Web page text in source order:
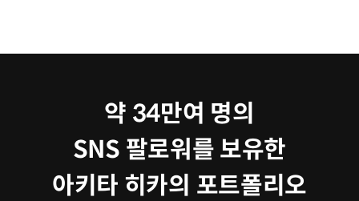
약 34만여 명의
SNS 팔로워를 보유한
아키타 히카의 포트폴리오